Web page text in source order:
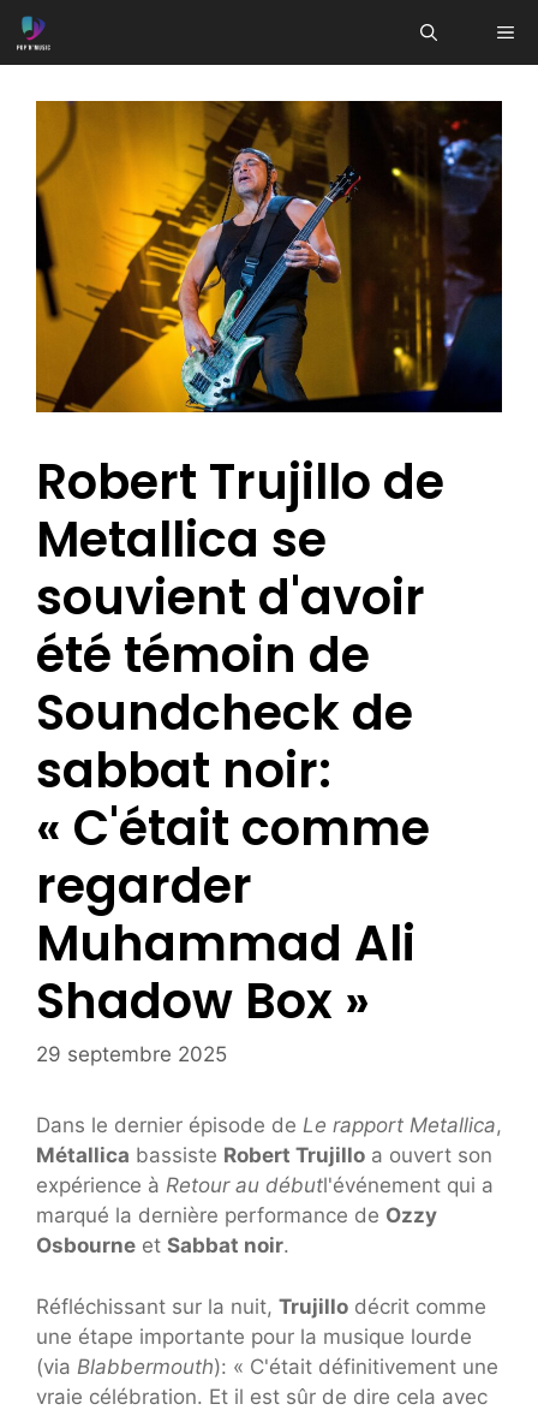
Aller
au
Robert Trujillo de
Metallica se
souvient d'avoir
été témoin de
Soundcheck de
sabbat noir:
« C'était comme
regarder
Muhammad Ali
Shadow Box »
29 septembre 2025
Dans le dernier épisode de Le rapport Metallica,
Métallica bassiste Robert Trujillo a ouvert son
expérience à Retour au débutl'événement qui a
marqué la dernière performance de Ozzy
Osbourne et Sabbat noir.
Réfléchissant sur la nuit, Trujillo décrit comme
une étape importante pour la musique lourde
(via Blabbermouth): « C'était définitivement une
vraie célébration. Et il est sûr de dire cela avec